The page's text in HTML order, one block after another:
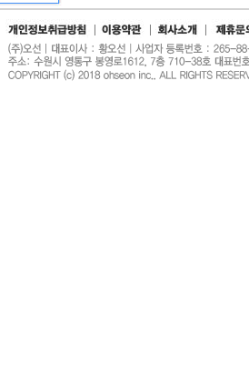
| | |